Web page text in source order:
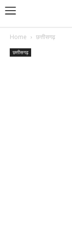
Home छत्तीसगढ़
छत्तीसगढ़